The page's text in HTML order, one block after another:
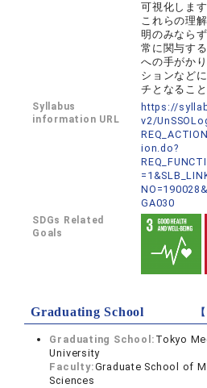
可視化します
これらの理
明のみなら
常に関与す
への手がか
ションなど
チとなるこ
Syllabus
information URL
https://
v2/
ion.do?
GA030
SDGs Related
Goals
Graduating School
Graduating School: Tokyo
University
Faculty:Graduate School of
Sciences